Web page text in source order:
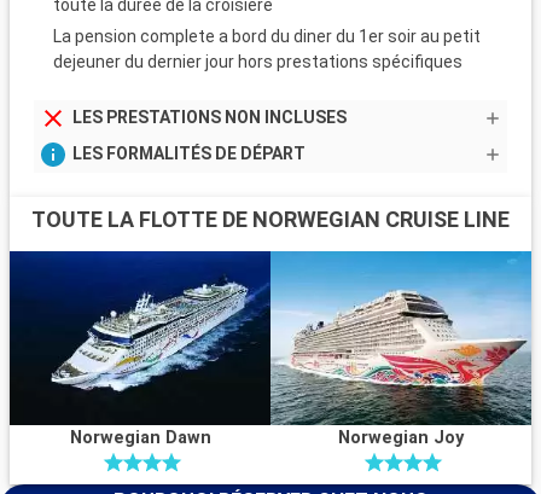
toute la duree de la croisiere
La pension complete a bord du diner du 1er soir au petit
dejeuner du dernier jour hors prestations spécifiques
LES PRESTATIONS NON INCLUSES
LES FORMALITÉS DE DÉPART
TOUTE LA FLOTTE DE NORWEGIAN CRUISE LINE
Norwegian Dawn Norwegian Joy